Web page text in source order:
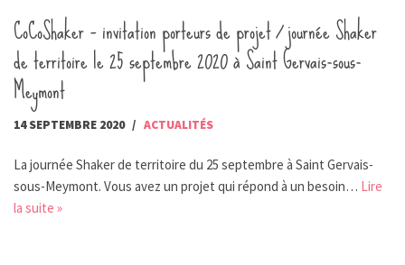
CoCoShaker – invitation porteurs de projet / journée Shaker
de territoire le 25 septembre 2020 à Saint Gervais-sous-
Meymont
14 SEPTEMBRE 2020 ACTUALITÉS
La journée Shaker de territoire du 25 septembre à Saint Gervais-
sous-Meymont. Vous avez un projet qui répond à un besoin… Lire
la suite »